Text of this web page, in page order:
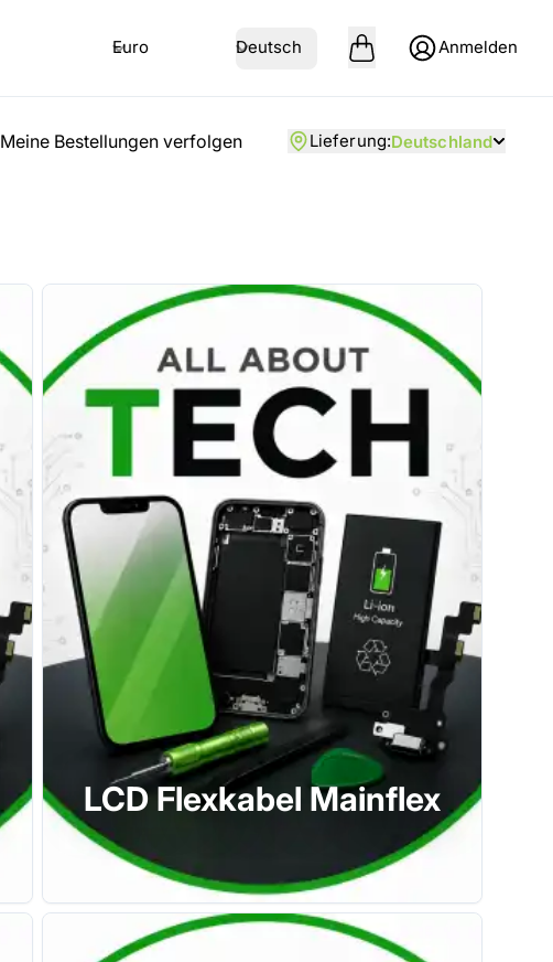
Euro Deutsch Anmelden
Meine Bestellungen verfolgen Lieferung:Deutschland
LCD Flexkabel Mainflex